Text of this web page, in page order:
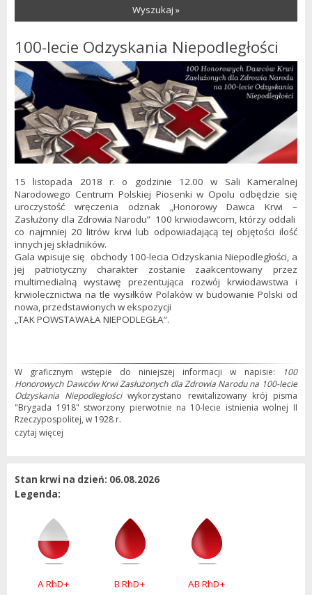
Wyszukaj »
100-lecie Odzyskania Niepodległości
15 listopada 2018 r. o godzinie 12.00 w Sali Kameralnej
Narodowego Centrum Polskiej Piosenki w Opolu odbędzie się
uroczystość wręczenia odznak „Honorowy Dawca Krwi –
Zasłużony dla Zdrowia Narodu” 100 krwiodawcom, którzy oddali
co najmniej 20 litrów krwi lub odpowiadającą tej objętości ilość
innych jej składników.
Gala wpisuje się obchody 100-lecia Odzyskania Niepodległości, a
jej patriotyczny charakter zostanie zaakcentowany przez
multimedialną wystawę prezentująca rozwój krwiodawstwa i
krwiolecznictwa na tle wysiłków Polaków w budowanie Polski od
nowa, przedstawionych w ekspozycji
„TAK POWSTAWAŁA NIEPODLEGŁA”.
W graficznym wstępie do niniejszej informacji w napisie:
100
Honorowych Dawców Krwi Zasłużonych dla Zdrowia Narodu na 100-lecie
Odzyskania Niepodległościwykorzystano rewitalizowany krój pisma
"Brygada 1918" stworzony pierwotnie na 10-lecie istnienia wolnej II
Rzeczypospolitej, w 1928 r.
czytaj więcej
Stan krwi na dzień: 06.08.2026
Legenda:
A RhD+ B RhD+ AB RhD+